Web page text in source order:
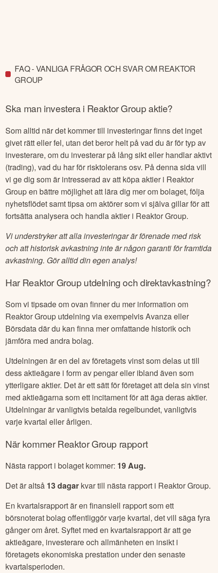
FAQ - VANLIGA FRÅGOR OCH SVAR OM REAKTOR
GROUP
Ska man investera i Reaktor Groupaktie?
Som alltid när det kommer till investeringar finns det inget
givet rätt eller fel, utan det beror helt på vad du är för typ av
investerare, om du investerar på lång sikt eller handlar aktivt
(trading), vad du har för risktolerans osv. På denna sida vill
vi ge dig som är intresserad av att köpa aktier i Reaktor
Groupen bättre möjlighet att lära dig mer om bolaget, följa
nyhetsflödet samt tipsa om aktörer som vi själva gillar för att
fortsätta analysera och handla aktier i Reaktor Group.
Vi understryker att alla investeringar är förenade med risk
och att historisk avkastning inte är någon garanti för framtida
avkastning. Gör alltid din egen analys!
HarReaktor Group utdelning och direktavkastning?
Som vi tipsade om ovan finner du mer information om
Reaktor Group utdelning via exempelvis Avanza eller
Börsdata där du kan finna mer omfattande historik och
jämföra med andra bolag.
Utdelningen är en del av företagets vinst som delas ut till
dess aktieägare i form av pengar eller ibland även som
ytterligare aktier. Det är ett sätt för företaget att dela sin vinst
med aktieägarna som ett incitament för att äga deras aktier.
Utdelningar är vanligtvis betalda regelbundet, vanligtvis
varje kvartal eller årligen.
När kommerReaktor Group rapport
Nästa rapport i bolaget kommer: 19 Aug.
Det är altså 13dagar kvar till nästa rapport i Reaktor Group.
En kvartalsrapport är en finansiell rapport som ett
börsnoterat bolag offentliggör varje kvartal, det vill säga fyra
gånger om året. Syftet med en kvartalsrapport är att ge
aktieägare, investerare och allmänheten en insikt i
företagets ekonomiska prestation under den senaste
kvartalsperioden.